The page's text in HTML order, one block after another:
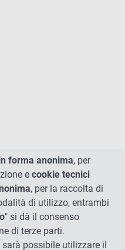
forma anonima, per
e cookie tecnici
, per la raccolta di
di utilizzo, entrambi
" si dà il consenso
di terze parti.
sarà possibile utilizzare il